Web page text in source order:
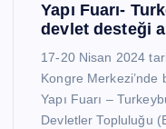
Yapı Fuarı-
devlet desteği
17-20 Nisan 2024
Kongre Merkezi’nde
Yapı Fuarı –
Devletler Topluluğu